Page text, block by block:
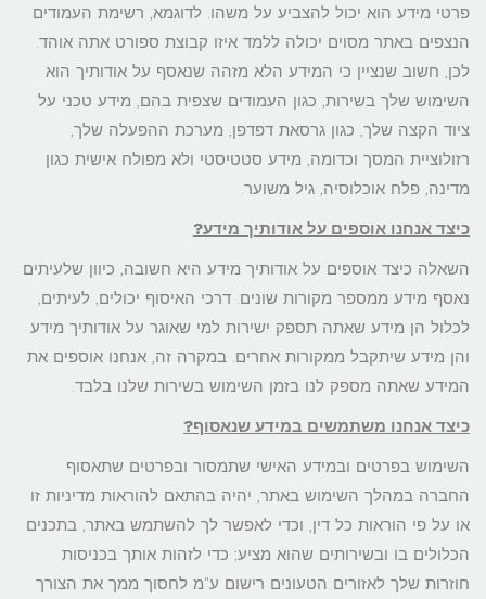
פרטי מידע הוא יכול להצביע על משהו. לדוגמא, רשימת העמודים
הנצפים באתר מסוים יכולה ללמד איזו קבוצת ספורט אתה אוהד.
לכן, חשוב שנציין כי המידע הלא מזהה שנאסף על אודותיך הוא
השימוש שלך בשירות, כגון העמודים שצפית בהם, מידע טכני על
ציוד הקצה שלך, כגון גרסאת דפדפן, מערכת ההפעלה שלך,
רזולוציית המסך וכדומה, מידע סטטיסטי ולא מפולח אישית כגון
מדינה, פלח אוכלוסיה, גיל משוער.
כיצד אנחנו אוספים על אודותיך מידע?
השאלה כיצד אוספים על אודותיך מידע היא חשובה, כיוון שלעיתים
נאסף מידע ממספר מקורות שונים. דרכי האיסוף יכולים, לעיתים,
לכלול הן מידע שאתה תספק ישירות למי שאוגר על אודותיך מידע
והן מידע שיתקבל ממקורות אחרים. במקרה זה, אנחנו אוספים את
המידע שאתה מספק לנו בזמן השימוש בשירות שלנו בלבד.
כיצד אנחנו משתמשים במידע שנאסוף?
השימוש בפרטים ובמידע האישי שתמסור ובפרטים שתאסוף
החברה במהלך השימוש באתר, יהיה בהתאם להוראות מדיניות זו
או על פי הוראות כל דין, וכדי לאפשר לך להשתמש באתר, בתכנים
הכלולים בו ובשירותים שהוא מציע; כדי לזהות אותך בכניסות
חוזרות שלך לאזורים הטעונים רישום ע"מ לחסוך ממך את הצורך